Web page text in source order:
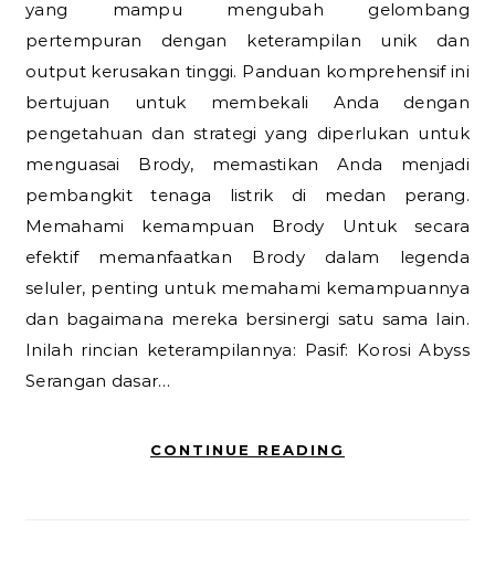
yang mampu mengubah gelombang
pertempuran dengan keterampilan unik dan
output kerusakan tinggi. Panduan komprehensif ini
bertujuan untuk membekali Anda dengan
pengetahuan dan strategi yang diperlukan untuk
menguasai Brody, memastikan Anda menjadi
pembangkit tenaga listrik di medan perang.
Memahami kemampuan Brody Untuk secara
efektif memanfaatkan Brody dalam legenda
seluler, penting untuk memahami kemampuannya
dan bagaimana mereka bersinergi satu sama lain.
Inilah rincian keterampilannya: Pasif: Korosi Abyss
Serangan dasar…
CONTINUE READING